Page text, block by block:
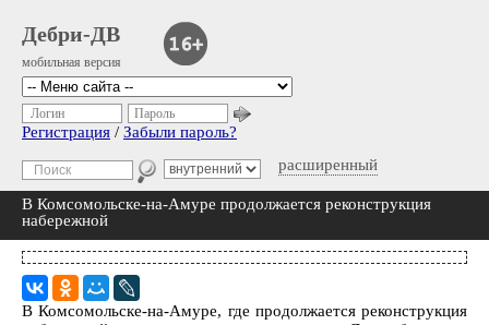
Дебри-ДВ
мобильная версия
расширенный
Логин Пароль
Регистрация / Забыли пароль?
В Комсомольске-на-Амуре продолжается реконструкция
набережной
В Комсомольске-на-Амуре, где продолжается реконструкция